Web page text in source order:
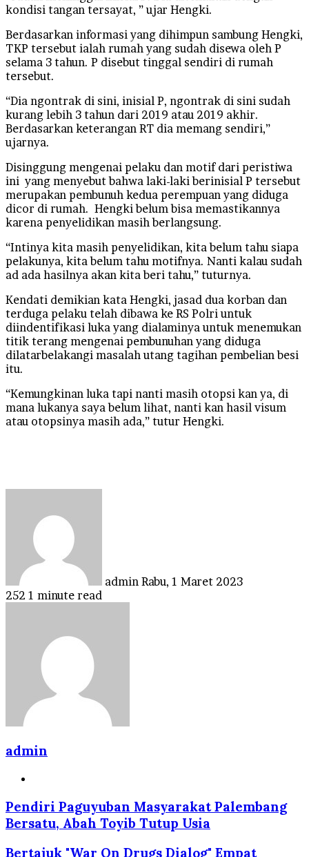
kondisi tangan tersayat, ” ujar Hengki.
Berdasarkan informasi yang dihimpun sambung Hengki,
TKP tersebut ialah rumah yang sudah disewa oleh P
selama 3 tahun. P disebut tinggal sendiri di rumah
tersebut.
“Dia ngontrak di sini, inisial P, ngontrak di sini sudah
kurang lebih 3 tahun dari 2019 atau 2019 akhir.
Berdasarkan keterangan RT dia memang sendiri,”
ujarnya.
Disinggung mengenai pelaku dan motif dari peristiwa
ini yang menyebut bahwa laki-laki berinisial P tersebut
merupakan pembunuh kedua perempuan yang diduga
dicor di rumah. Hengki belum bisa memastikannya
karena penyelidikan masih berlangsung.
“Intinya kita masih penyelidikan, kita belum tahu siapa
pelakunya, kita belum tahu motifnya. Nanti kalau sudah
ad ada hasilnya akan kita beri tahu,” tuturnya.
Kendati demikian kata Hengki, jasad dua korban dan
terduga pelaku telah dibawa ke RS Polri untuk
diindentifikasi luka yang dialaminya untuk menemukan
titik terang mengenai pembunuhan yang diduga
dilatarbelakangi masalah utang tagihan pembelian besi
itu.
“Kemungkinan luka tapi nanti masih otopsi kan ya, di
mana lukanya saya belum lihat, nanti kan hasil visum
atau otopsinya masih ada,” tutur Hengki.
admin Rabu, 1 Maret 2023
252 1 minute read
admin
Pendiri Paguyuban Masyarakat Palembang
Bersatu, Abah Toyib Tutup Usia
Bertajuk "War On Drugs Dialog" Empat